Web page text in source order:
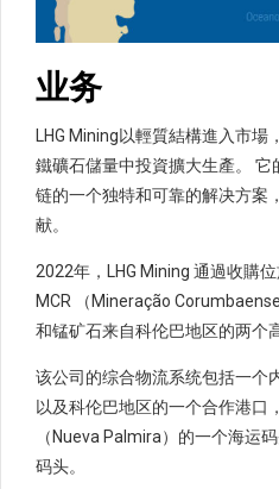
业务
LHG Mining以輕質結構進入市
鐵礦石儲量中投資擴大生產。
链的一个独特和可靠的解决方案
献。
2022年，LHG Mining 通過收購
MCR （Mineração
和锰矿石来自科伦巴地区的两个
该公司的综合物流系统包括一个
以及科伦巴地区的一个合作港口
（Nueva Palmira）的一个海运
码头。